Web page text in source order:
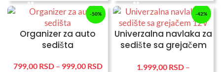
-50%
Organizer za auto
sedišta
799,00 RSD – 999,00 RSD
-42%
Univerzalna navlaka za
sedište sa grejačem
1.999,00 RSD –